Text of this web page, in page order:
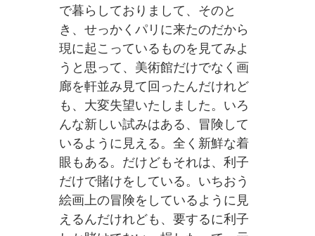
で暮らしておりまして、そのと
き、せっかくパリに来たのだから
現に起こっているものを見てみよ
うと思って、美術館だけでなく画
廊を軒並み見て回ったんだけれど
も、大変失望いたしました。いろ
んな新しい試みはある、冒険して
いるように見える。全く新鮮な着
眼もある。だけどもそれは、利子
だけで賭けをしている。いちおう
絵画上の冒険をしているように見
えるんだけれども、要するに利子